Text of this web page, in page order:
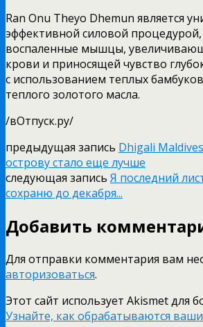
Ran Onu Theyo Dhemun является
эффективной силовой
воспаленные мышцы,
крови и приносящей чувство
с использованием теплых
теплого золотого масла.
/вОтпуск.ру/
предыдущая запись Dhigali
острову стало еще лучше
следующая запись Я последний
сохраню до декабря...
Добавить
Для отправки комментария вам
авторизоваться.
Этот сайт использует Akismet для
Узнайте, как обрабатываются